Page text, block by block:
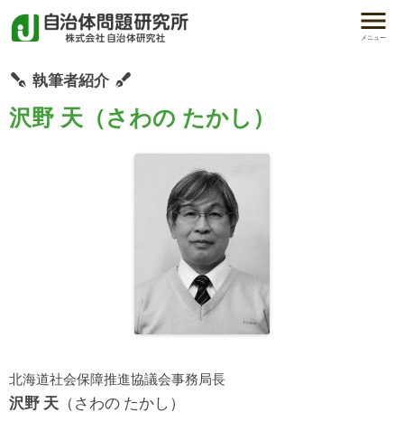
メニュー
執筆者紹介
沢野 天（さわの たかし）
北海道社会保障推進協議会事務局長
沢野 天（さわの たかし）